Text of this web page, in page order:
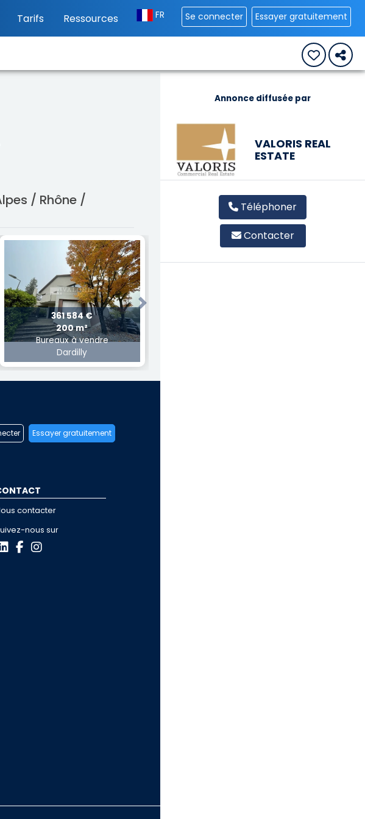
Tarifs Ressources FR Se connecter Essayer gratuitement
/ Rhône /
361 584 €
200 m²
Bureaux à vendre
Dardilly
Next
Annonce diffusée par
VALORIS REAL
ESTATE
Téléphoner
Contacter
Essayer gratuitement
contacter
nous sur